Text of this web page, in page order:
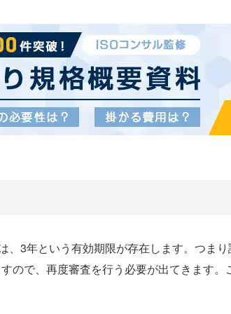
、3年という有効期限が存在します。つま
ので、再度審査を行う必要が出てきます